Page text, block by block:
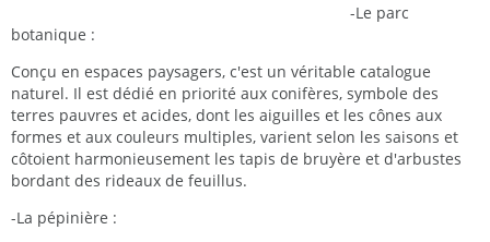
-Le parc
botanique :
Conçu en espaces paysagers, c'est un véritable catalogue
naturel. Il est dédié en priorité aux conifères, symbole des
terres pauvres et acides, dont les aiguilles et les cônes aux
formes et aux couleurs multiples, varient selon les saisons et
côtoient harmonieusement les tapis de bruyère et d'arbustes
bordant des rideaux de feuillus.
-La pépinière :